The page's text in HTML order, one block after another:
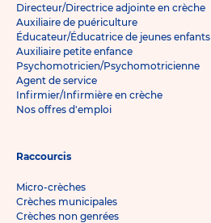
Directeur/Directrice adjointe en crèche
Auxiliaire de puériculture
Éducateur/Éducatrice de jeunes enfants
Auxiliaire petite enfance
Psychomotricien/Psychomotricienne
Agent de service
Infirmier/Infirmière en crèche
Nos offres d'emploi
Raccourcis
Micro-crèches
Crèches municipales
Crèches non genrées